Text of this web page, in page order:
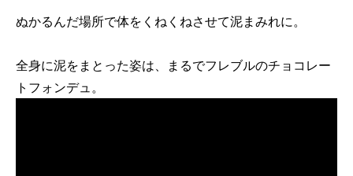
ぬかるんだ場所で体をくねくねさせて泥まみれに。
全身に泥をまとった姿は、まるでフレブルのチョコレー
トフォンデュ。